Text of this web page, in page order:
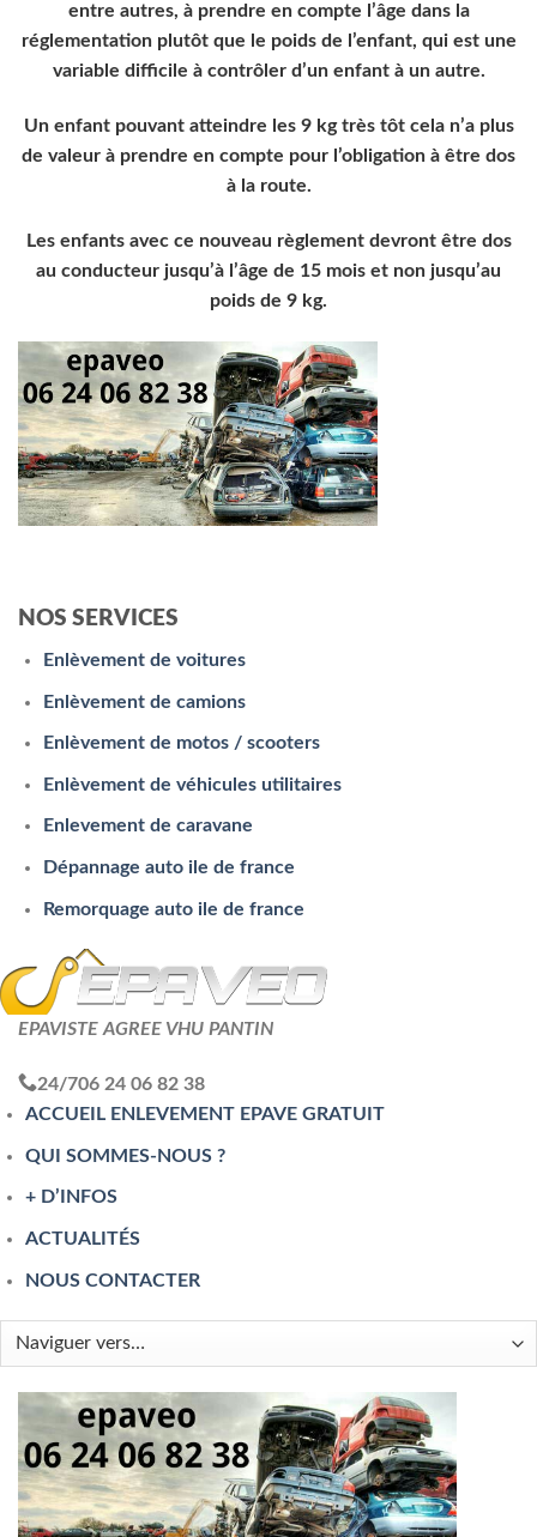
entre autres, à prendre en compte l’âge dans la
réglementation plutôt que le poids de l’enfant, qui est une
variable difficile à contrôler d’un enfant à un autre.
Un enfant pouvant atteindre les 9 kg très tôt cela n’a plus
de valeur à prendre en compte pour l’obligation à être dos
à la route.
Les enfants avec ce nouveau règlement devront être dos
au conducteur jusqu’à l’âge de 15 mois et non jusqu’au
poids de 9 kg.
NOS SERVICES
Enlèvement de voitures
Enlèvement de camions
Enlèvement de motos / scooters
Enlèvement de véhicules utilitaires
Enlevement de caravane
Dépannage auto ile de france
Remorquage auto ile de france
EPAVISTE AGREE VHU PANTIN
24/706 24 06 82 38
ACCUEIL ENLEVEMENT EPAVE GRATUIT
QUI SOMMES-NOUS ?
+ D’INFOS
ACTUALITÉS
NOUS CONTACTER